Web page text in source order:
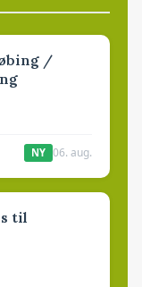
/
NY 06. aug.
til